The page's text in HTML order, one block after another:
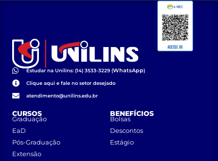
Estudar na Unilins: (14) 3533-3229 (WhatsApp)
Clique aqui e fale no setor desejado
atendimento@unilins.edu.br
CURSOS
Graduação
EaD
Pós-Graduação
Extensão
BENEFÍCIOS
Bolsas
Descontos
Estágio